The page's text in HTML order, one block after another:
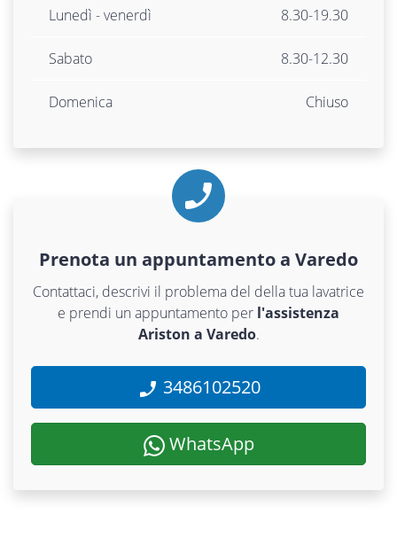
Lunedì - venerdì 8.30-19.30
Sabato 8.30-12.30
Domenica Chiuso
Prenota un appuntamento a Varedo
Contattaci, descrivi il problema del della tua lavatrice
e prendi un appuntamento per l'assistenza
Ariston a Varedo.
3486102520
WhatsApp